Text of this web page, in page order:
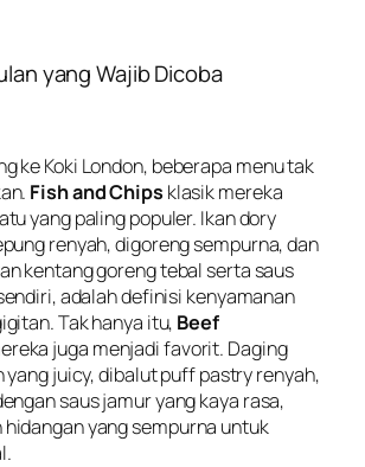
yang Wajib Dicoba
ke Koki London, beberapa menu tak
Fish and Chips klasik mereka
yang paling populer. Ikan dory
renyah, digoreng sempurna, dan
kentang goreng tebal serta saus
adalah definisi kenyamanan
Tak hanya itu, Beef
juga menjadi favorit. Daging
yang juicy, dibalut puff pastry renyah,
saus jamur yang kaya rasa,
yang sempurna untuk